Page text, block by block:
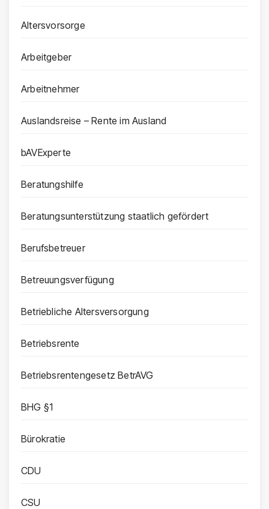
Altersvorsorge
Arbeitgeber
Arbeitnehmer
Auslandsreise – Rente im Ausland
bAVExperte
Beratungshilfe
Beratungsunterstützung staatlich gefördert
Berufsbetreuer
Betreuungsverfügung
Betriebliche Altersversorgung
Betriebsrente
Betriebsrentengesetz BetrAVG
BHG §1
Bürokratie
CDU
CSU